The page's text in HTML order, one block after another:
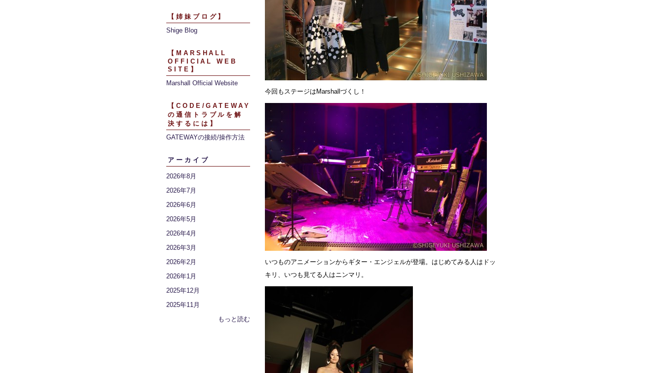
【姉妹ブログ】
Shige Blog
【MARSHALL
OFFICIAL WEB
SITE】
Marshall Official Website
【CODE/GATEWAY
の通信トラブルを解
決するには】
GATEWAYの接続/操作方法
アーカイブ
2026年8月
2026年7月
2026年6月
2026年5月
2026年4月
2026年3月
2026年2月
2026年1月
2025年12月
2025年11月
もっと読む
今回もステージはMarshallづくし！
いつものアニメーションからギター・エンジェルが登場。はじめてみる人はドッ
キリ、いつも見てる人はニンマリ。